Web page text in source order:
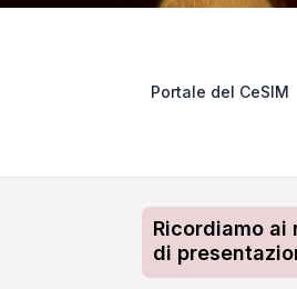
Portale del CeSIM
Ricordiamo
di